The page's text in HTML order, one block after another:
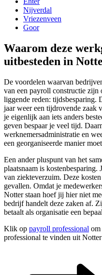
Nijverdal
Vriezenveen
Goor
Waarom deze
uitbesteden in
De voordelen waarvan
van een payroll constructie zijn
liggende reden: tijdsbesparing.
jaar weer een tijdrovende zaak
je eigenlijk aan iets anders
geven bespaar je veel tijd.
werknemersadministratie en
een georganiseerde manier
Een ander pluspunt van het
plaatsnaam is
van ziekteverzuim. Deze
gevallen. Omdat je
Notter staan hoef jij hier niet
bedrijf handelt deze zaken af.
betaalt als organisatie een
Klik op payroll professional om
professional te vinden uit Notter